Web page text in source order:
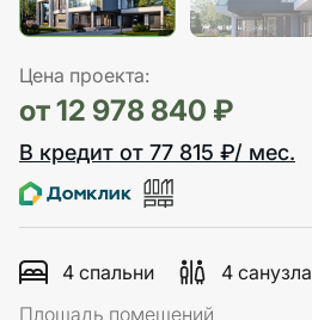
Цена проекта:
от 12 978 840 ₽
В кредит от 77 815 ₽/ мес.
4 спальни
4 санузла
Площадь помещений